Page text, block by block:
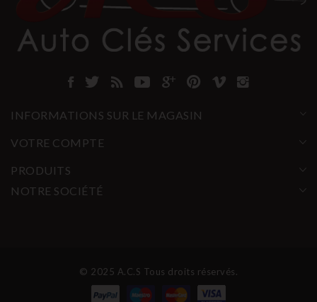
INFORMATIONS SUR LE MAGASIN
VOTRE COMPTE
PRODUITS
NOTRE SOCIÉTÉ
© 2025 A.C.S Tous droits réservés.